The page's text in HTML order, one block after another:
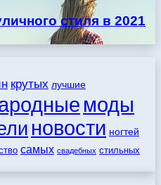
стиля в 2021
крутых лучшие
моды
новости ногтей
самых свадебных стильных